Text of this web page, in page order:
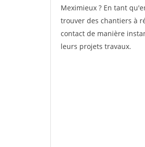
Meximieux ? En tant
trouver des chantiers à
contact de manière
leurs projets travaux.